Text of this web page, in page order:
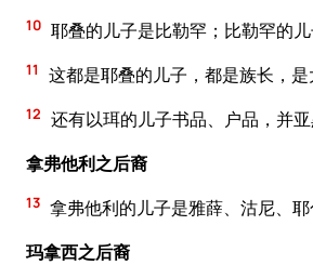
10 耶叠的儿子是比勒罕；比勒罕的
11 这都是耶叠的儿子，都是族长，
12 还有以珥的儿子书品、户品，并亚
拿弗他利之后裔
13 拿弗他利的儿子是雅薛、沽尼、
玛拿西之后裔